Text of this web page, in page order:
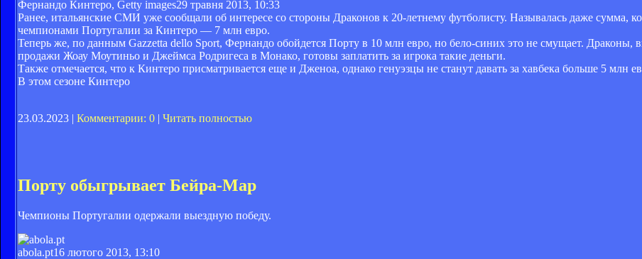
Фернандо Кинтеро, Getty images29 травня 2013, 10:33
Ранее, итальянские СМИ уже сообщали об интересе со стороны Драконов к 20-летнему футболисту. Называлась даже сумма,
чемпионами Португалии за Кинтеро — 7 млн евро.
Теперь же, по данным Gazzetta dello Sport, Фернандо обойдется Порту в 10 млн евро, но бело-синих это не смущает. Драконы,
продажи Жоау Моутиньо и Джеймса Родригеса в Монако, готовы заплатить за игрока такие деньги.
Также отмечается, что к Кинтеро присматривается еще и Дженоа, однако генуэзцы не станут давать за хавбека больше 5 млн
В этом сезоне Кинтеро
23.03.2023 | Комментарии: 0 Читать полностью
Порту обыгрывает Бейра-Мар
Чемпионы Португалии одержали выездную победу.
abola.pt16 лютого 2013, 13:10